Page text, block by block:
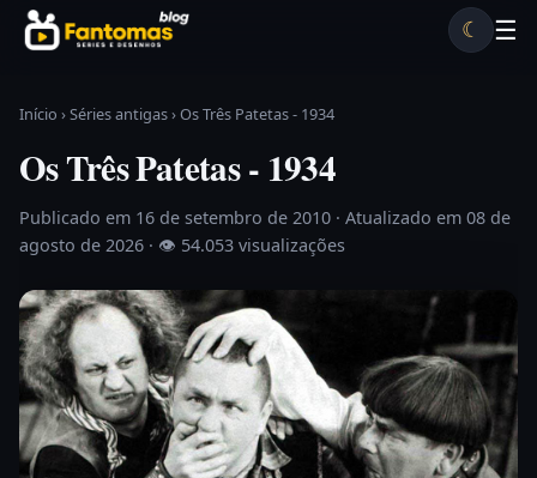
Pular para o conteúdo
☰
☾
Início ›Séries antigas›Os Três Patetas - 1934
Os Três Patetas - 1934
Publicado em 16 de setembro de 2010 · Atualizado em 08 de
agosto de 2026 · 👁 54.053 visualizações